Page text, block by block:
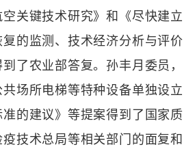
关键技术研究》和《尽快建立
的监测、技术经济分析与评价
了农业部答复。孙丰月委员，
场所电梯等特种设备单独设立
的建议》等提案得到了国家质
技术总局等相关部门的面复和